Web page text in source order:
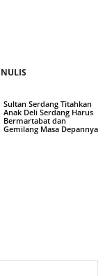
Sultan Serdang Titahkan
Anak Deli Serdang Harus
Bermartabat dan
Gemilang Masa Depannya